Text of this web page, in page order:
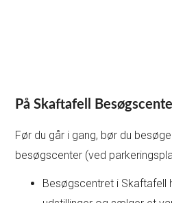
På Skaftafell
Før du går i gang, bør du
besøgscenter (ved
Besøgscentret i Skaftafell